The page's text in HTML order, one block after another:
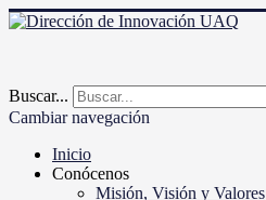
Buscar...
Cambiar navegación
Inicio
Conócenos
Misión, Visión y Valores